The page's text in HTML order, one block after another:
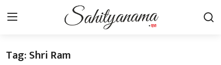
Login
Tag: Shri Ram